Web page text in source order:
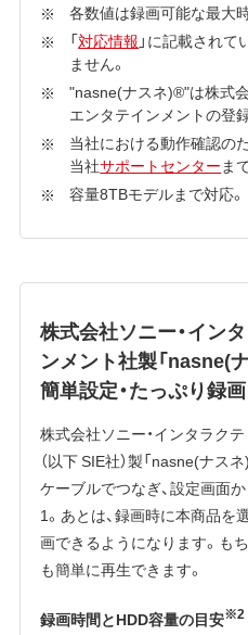
各数値は録画可能な最大
「対応情報 」に記載され
ません。
"nasne(ナスネ)®"は株式
エンタテインメントの登
当社における動作確認の
当社サポートセンターま
容量8TBモデルまで対応。
株式会社ソニー・イン
ンメント社製「nasne(
簡単設定・たっぷり録画
株式会社ソニー・インタラク
（以下 SIE社）製「nasne(ナス
ケーブルでつなぎ、設定画面
1。あとは、録画時に本商品を
画できるようになります。も
も簡単に再生できます。
録画時間とHDD容量の目安※2